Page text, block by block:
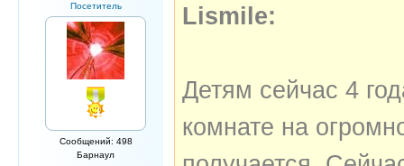
Посетитель
Сообщений: 498
Барнаул
Lismile:
Детям сейчас 4
комнате на